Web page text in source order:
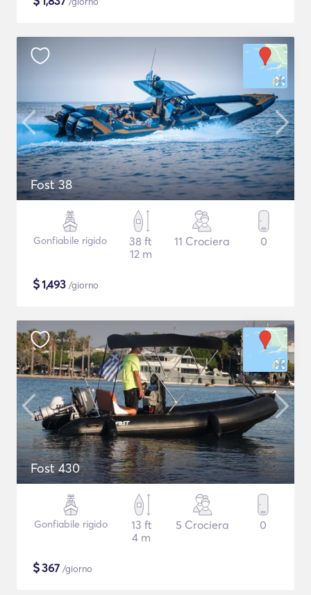
Fost 38
Gonfiabile rigido
38 ft
12 m
11 Crociera 0
$1,493 /giorno
Fost 430
Gonfiabile rigido
13 ft
4 m
5 Crociera 0
$367 /giorno